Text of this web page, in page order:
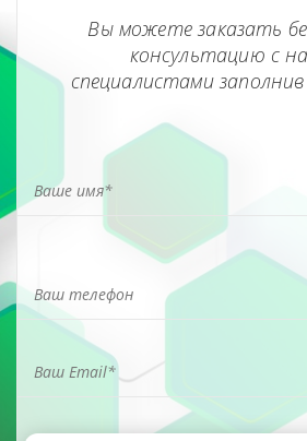
Вы можете заказать
консультацию с
специалистами